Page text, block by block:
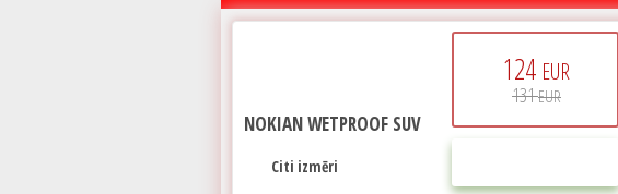
124 EUR
131EUR
NOKIAN WETPROOF SUV
Citi izmēri